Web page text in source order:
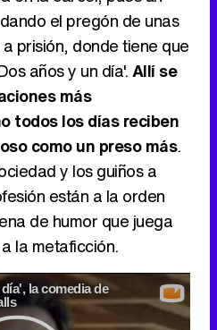
el pregón de unas
prisión, donde tiene que
años y un día'.Allí se
más
todos los días reciben
como un preso más.
y los guiños a
están a la orden
de humor que juega
la metaficción.
la comedia de